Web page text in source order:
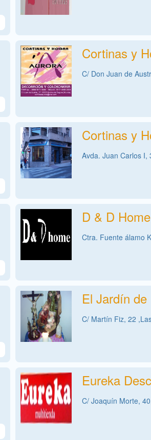
Cortinas y
C/ Don Juan de
Cortinas y
Avda. Juan Carlos I,
D & D Home
Ctra. Fuente álamo
El Jardín
C/ Martín Fiz, 22
Eureka
C/ Joaquín Morte,